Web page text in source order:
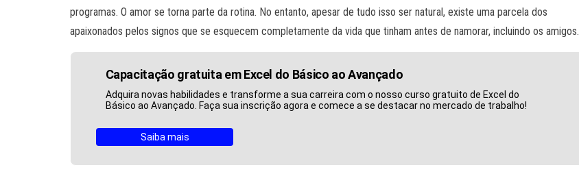
programas. O amor se torna parte da rotina. No entanto, apesar de tudo isso ser natural, existe uma parcela dos
apaixonados pelos signos que se esquecem completamente da vida que tinham antes de namorar, incluindo os amigos.
Capacitação gratuita em Excel do Básico ao Avançado
Adquira novas habilidades e transforme a sua carreira com o nosso curso gratuito de Excel do
Básico ao Avançado. Faça sua inscrição agora e comece a se destacar no mercado de trabalho!
Saiba mais